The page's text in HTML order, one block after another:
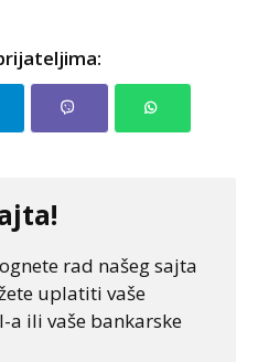
rad našeg sajta
uplatiti vaše
ili vaše bankarske